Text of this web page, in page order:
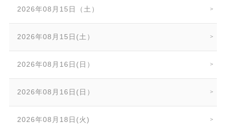
2026年08月15日（土）
2026年08月15日(土）
2026年08月16日(日）
2026年08月16日(日）
2026年08月18日(火)